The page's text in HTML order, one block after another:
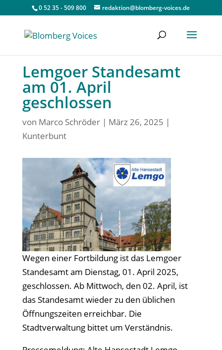
0 52 35 - 509 800 redaktion@blomberg-voices.de
Lemgoer Standesamt
am 01. April
geschlossen
von Marco Schröder| März 26, 2025 |
Kunterbunt
Wegen einer Fortbildung ist das Lemgoer
Standesamt am Dienstag, 01. April 2025,
geschlossen. Ab Mittwoch, den 02. April, ist
das Standesamt wieder zu den üblichen
Öffnungszeiten erreichbar. Die
Stadtverwaltung bittet um Verständnis.